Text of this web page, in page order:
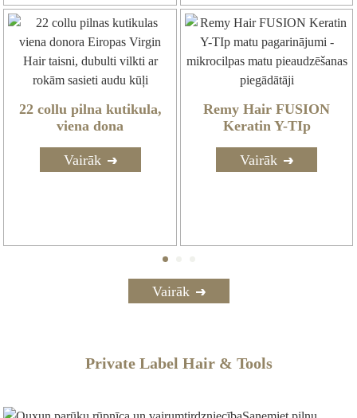
22 collu pilna kutikula,
viena dona
Vairāk
Remy Hair FUSION
Keratin Y-TIp
Vairāk
Vairāk
Private Label Hair & Tools